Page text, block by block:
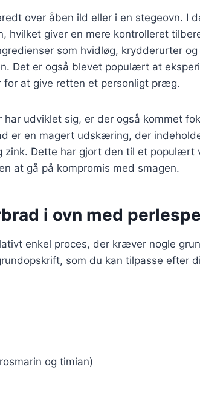
over åben ild eller i en stegeovn. I
hvilket giver en mere kontrolleret
som hvidløg, krydderurter
Det er også blevet populært at
for at give retten et personligt præg.
udviklet sig, er der også kommet
er en magert udskæring, der
zink. Dette har gjort den til et populært
at gå på kompromis med smagen.
i ovn med
enkel proces, der kræver nogle
som du kan tilpasse efter
og timian)